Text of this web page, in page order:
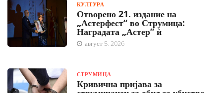
КУЛТУРА
Отворено 21. издание на
„Астерфест“ во Струмица:
Наградата „Астер“ ѝ
август 5, 2026
СТРУМИЦА
Кривична пријава за